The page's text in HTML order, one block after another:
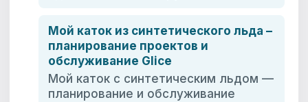
Мой каток из синтетического льда –
планирование проектов и
обслуживание Glice
Мой каток с синтетическим льдом —
планирование и обслуживание